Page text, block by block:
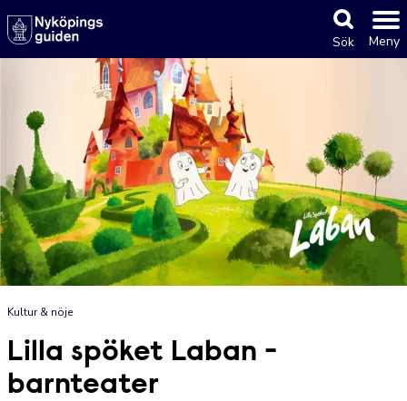
Sök Meny
Kultur & nöje
Lilla spöket Laban -
barnteater